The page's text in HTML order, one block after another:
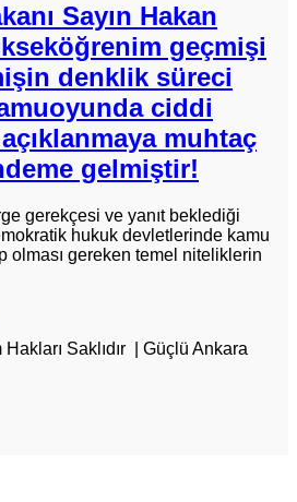
Sayın Hakan
geçmişi
denklik süreci
ciddi
muhtaç
gelmiştir!
gerekçesi ve yanıt beklediği
hukuk devletlerinde kamu
olması gereken temel niteliklerin
Saklıdır | Güçlü Ankara